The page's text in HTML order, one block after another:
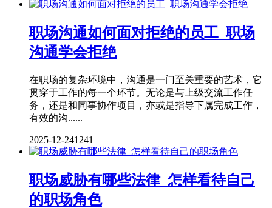
职场沟通如何面对拒绝的员工_职场
沟通学会拒绝
在职场的复杂环境中，沟通是一门至关重要的艺术，它
贯穿于工作的每一个环节。无论是与上级交流工作任
务，还是和同事协作项目，亦或是指导下属完成工作，
有效的沟......
2025-12-241241
职场威胁有哪些法律_怎样看待自己
的职场角色